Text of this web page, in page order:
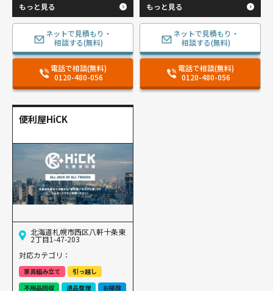
もっと見る
ネットで見積もり・
相談する(無料)
電話で相談(無料)
0120-480-056
もっと見る
ネットで見積もり・
相談する(無料)
電話で相談(無料)
0120-480-056
便利屋HiCK
北海道札幌市西区八軒十条東
2丁目1-47-203
対応カテゴリ：
家具組み立て
引っ越し
不用品回収
遺品整理
お掃除